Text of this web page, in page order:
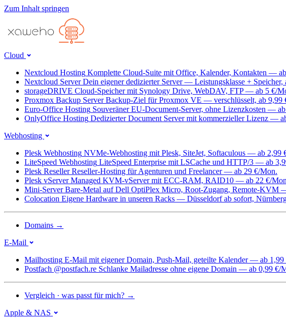
Zum Inhalt springen
Cloud
Nextcloud Hosting Komplette Cloud-Suite mit Office, Kalender, Kontakten —
Nextcloud Server Dein eigener dedizierter Server — Leistungsklasse + Speicher,
storageDRIVE Cloud-Speicher mit Synology Drive, WebDAV, FTP — ab 5 €/
Proxmox Backup Server Backup-Ziel für Proxmox VE — verschlüsselt, ab 9,99
Euro-Office Hosting Souveräner EU-Document-Server, ohne Lizenzkosten —
OnlyOffice Hosting Dedizierter Document Server mit kommerzieller Lizenz —
Webhosting
Plesk Webhosting NVMe-Webhosting mit Plesk, SiteJet, Softaculous — ab 2,99
LiteSpeed Webhosting LiteSpeed Enterprise mit LSCache und HTTP/3 — ab
Plesk Reseller Reseller-Hosting für Agenturen und Freelancer — ab 29 €/Mon.
Plesk vServer Managed KVM-vServer mit ECC-RAM, RAID10 — ab 22 €/
Mini-Server Bare-Metal auf Dell OptiPlex Micro, Root-Zugang, Remote-KVM
Colocation Eigene Hardware in unseren Racks — Düsseldorf ab sofort,
Domains →
E-Mail
Mailhosting E-Mail mit eigener Domain, Push-Mail, geteilte Kalender — ab 1,99
Postfach @postfach.re Schlanke Mailadresse ohne eigene Domain — ab 0,99 €/
Vergleich · was passt für mich? →
Apple & NAS